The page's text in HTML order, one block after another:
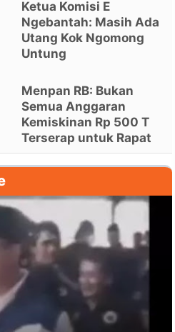
Ketua Komisi E
Ngebantah: Masih Ada
Utang Kok Ngomong
Untung
Menpan RB: Bukan
Semua Anggaran
Kemiskinan Rp 500 T
Terserap untuk Rapat